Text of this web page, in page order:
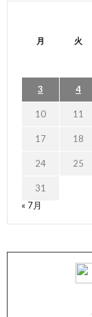
月 火
3 4
10 11
17 18
24 25
31
« 7月